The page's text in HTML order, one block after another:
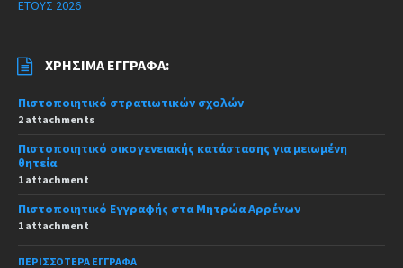
ΕΤΟΥΣ 2026
ΧΡΉΣΙΜΑ ΈΓΓΡΑΦΑ:
Πιστοποιητικό στρατιωτικών σχολών
2 attachments
Πιστοποιητικό οικογενειακής κατάστασης για μειωμένη
θητεία
1 attachment
Πιστοποιητικό Εγγραφής στα Μητρώα Αρρένων
1 attachment
ΠΕΡΙΣΣΌΤΕΡΑ ΈΓΓΡΑΦΑ